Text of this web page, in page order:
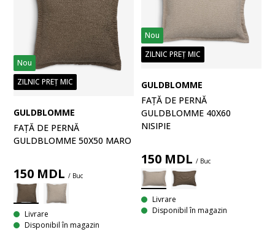
Nou
ZILNIC PREȚ MIC
GULDBLOMME
FAȚĂ DE PERNĂ
GULDBLOMME 50X50 MARO
150 MDL / Buc
Livrare
Disponibil în magazin
Nou
ZILNIC PREȚ MIC
GULDBLOMME
FAȚĂ DE PERNĂ
GULDBLOMME 40X60
NISIPIE
150 MDL / Buc
Livrare
Disponibil în magazin